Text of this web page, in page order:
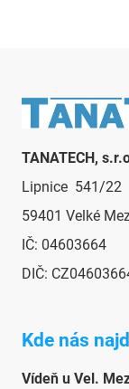
Zápatí
TANATECH,
Lipnice 541/22
59401 Velké
IČ: 04603664
DIČ:
Kde nás
Vídeň u Vel.